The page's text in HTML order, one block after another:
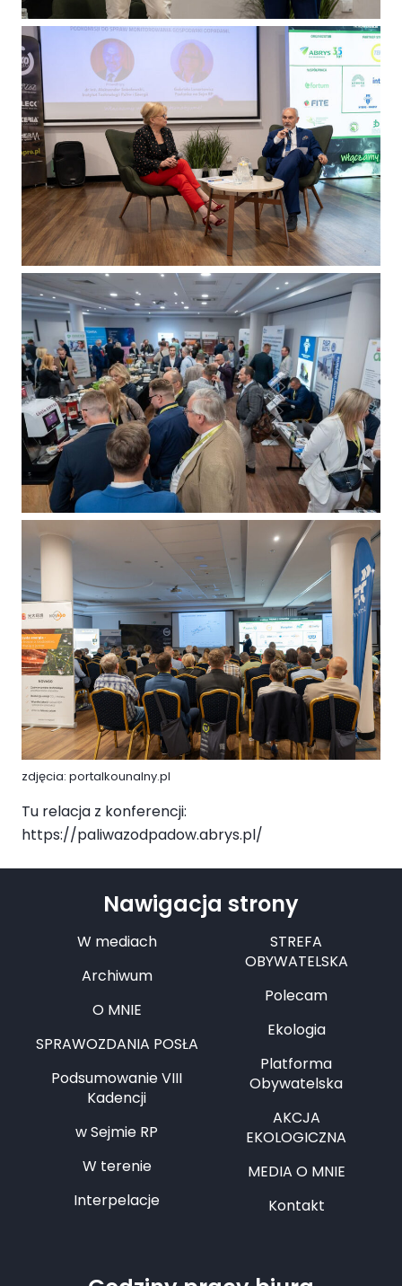
zdjęcia: portalkounalny.pl
Tu relacja z konferencji:
https://paliwazodpadow.abrys.pl/
Nawigacja strony
W mediach
Archiwum
O MNIE
SPRAWOZDANIA POSŁA
Podsumowanie VIII
Kadencji
w Sejmie RP
W terenie
Interpelacje
STREFA
OBYWATELSKA
Polecam
Ekologia
Platforma
Obywatelska
AKCJA
EKOLOGICZNA
MEDIA O MNIE
Kontakt